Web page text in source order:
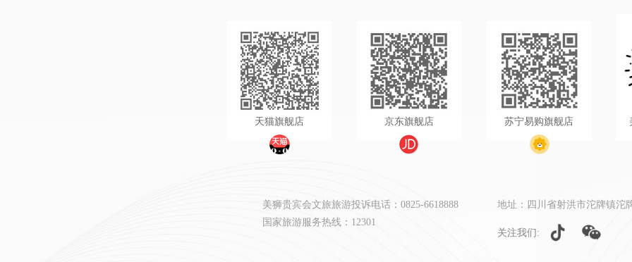
天猫旗舰店 京东旗舰店 苏宁易购旗舰店
美狮贵宾会文旅旅游投诉电话：0825-6618888
国家旅游服务热线：12301
地址：四川省射洪市沱牌镇沱
关注我们: